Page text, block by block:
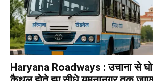
Haryana Roadways : उचाना से